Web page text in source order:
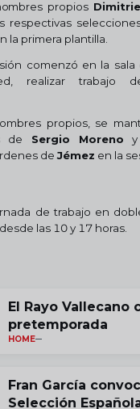
propios
respectivas
la primera plantilla.
comenzó en la sala
realizar trabajo
propios, se
de Sergio Moreno y
deJémez en la
de trabajo en
las 10 y 17 horas.
El Rayo Vallecano
pretemporada
HOME
Fran García
Selección